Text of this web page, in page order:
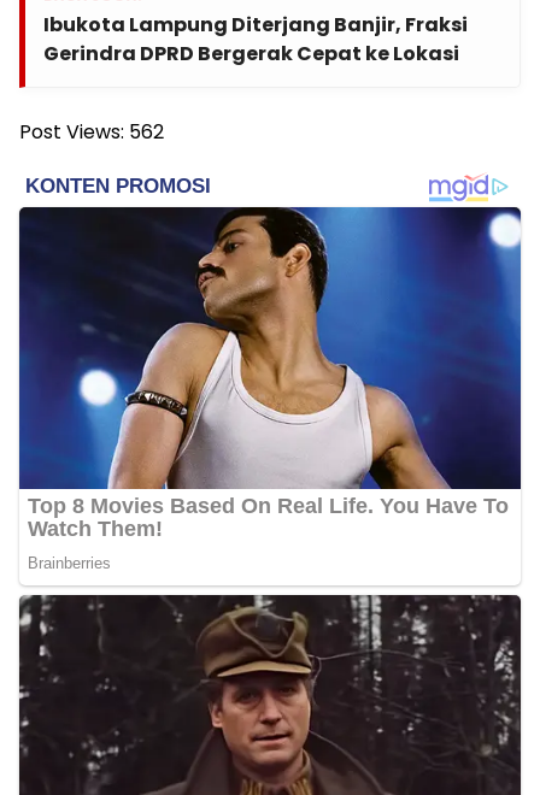
Ibukota Lampung Diterjang Banjir, Fraksi
Gerindra DPRD Bergerak Cepat ke Lokasi
Post Views: 562